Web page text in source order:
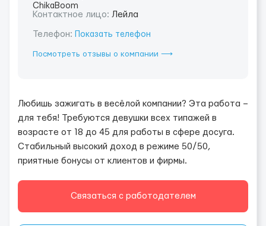
Контактное лицо: Лейла
Телефон: Показать телефон
Посмотреть отзывы о компании ⟶
Любишь зажигать в весёлой компании? Эта работа –
для тебя! Требуются девушки всех типажей в
возрасте от 18 до 45 для работы в сфере досуга.
Стабильный высокий доход в режиме 50/50,
приятные бонусы от клиентов и фирмы.
Связаться с работодателем